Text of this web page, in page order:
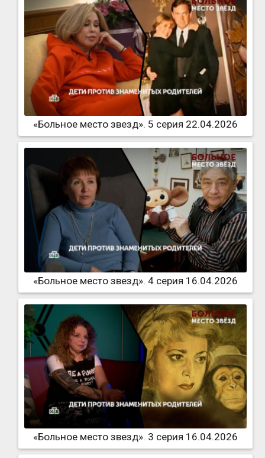
«Больное место звезд». 5 серия 22.04.2026
«Больное место звезд». 4 серия 16.04.2026
«Больное место звезд». 3 серия 16.04.2026